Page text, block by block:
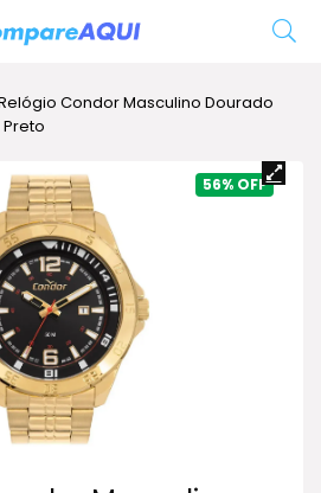
Condor Masculino Dourado
56%